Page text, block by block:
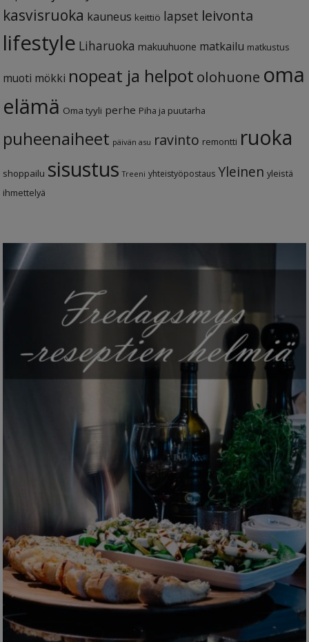
kasvisruoka kauneus keittiö lapset leivonta
lifestyle Liharuoka makuuhuone matkailu matkustus
muoti mökki nopeat ja helpot olohuone oma
elämä Oma tyyli perhe Piha ja puutarha
puheenaiheet päivän asu ravinto remontti ruoka
shoppailu sisustus Treeni yhteistyöpostaus Yleinen yleistä
ihmettelyä